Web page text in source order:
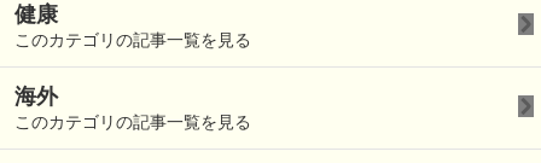
健康
このカテゴリの記事一覧を見る
海外
このカテゴリの記事一覧を見る